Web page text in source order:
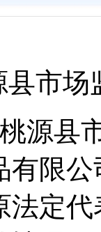
场监
县市
有限
法定